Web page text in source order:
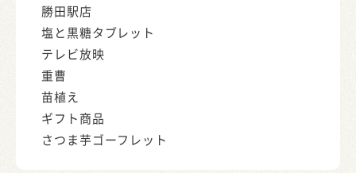
勝田駅店
塩と黒糖タブレット
テレビ放映
重曹
苗植え
ギフト商品
さつま芋ゴーフレット